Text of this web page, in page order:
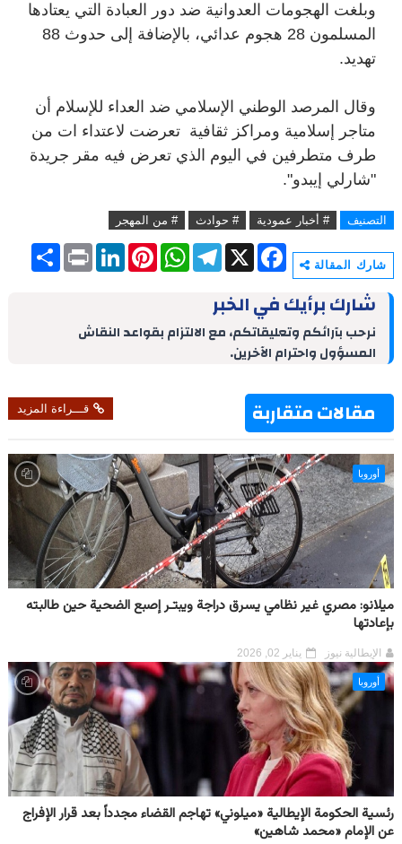
وبلغت الهجومات العدوانية ضد دور العبادة التي يعتادها
المسلمون 28 هجوم عدائي، بالإضافة إلى حدوث 88
تهديد.
وقال المرصد الوطني الإسلامي ضد العداء للإسلام أن
متاجر إسلامية ومراكز ثقافية تعرضت لاعتداء ات من
طرف متطرفين في اليوم الذي تعرض فيه مقر جريدة
"شارلي إيبدو".
التصنيف # أخبار عمودية # حوادث # من المهجر
شارك المقالة
S
h
P
r
L
I
P
e
W
h
p
T
e
g
a
X
F
a
b
o
k
شارك برأيك في الخبر
نرحب بآرائكم وتعليقاتكم، مع الالتزام بقواعد النقاش
المسؤول واحترام الآخرين.
مقالات متقاربة قـــراءة المزيد
أوروبا
ميلانو: مصري غير نظامي يسرق دراجة ويبتـر إصبع الضحية حين طالبته
بإعادتها
الإيطالية نيوز يناير 02, 2026
أوروبا
رئسية الحكومة الإيطالية «ميلوني» تهاجم القضاء مجدداً بعد قرار الإفراج
عن الإمام «محمد شاهين»